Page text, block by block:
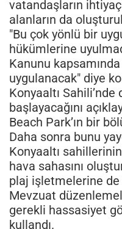
vatandaşların
alanların da
"Bu çok yönlü bir
hükümlerine
Kanunu
uygulanacak" diye
Konyaaltı Sahili’nde
başlayacağını
Beach Park’ın bir
Daha sonra bunu
Konyaaltı
hava sahasını
plaj işletmelerine de
Mevzuat
gerekli hassasiyet
kullandı.